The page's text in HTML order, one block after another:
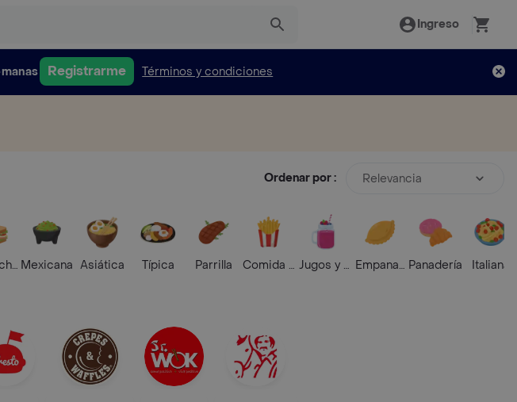
Ingreso
Registrarme Términos y condiciones
Ordenar por : Relevancia
Mexicana Asiática Típica Parrilla Comida RápidaJugos y BatidosEmpanadasPanadería Italiana